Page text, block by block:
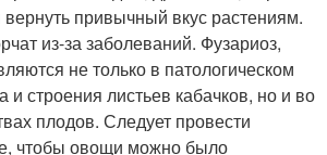
вернуть привычный вкус растениям.
из-за заболеваний. Фузариоз,
не только в патологическом
и строения листьев кабачков, но и во
плодов. Следует провести
чтобы овощи можно было